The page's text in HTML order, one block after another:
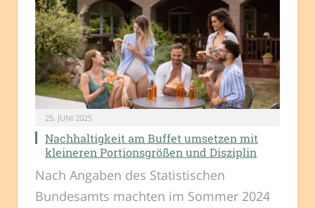
25. JUNI 2025
Nachhaltigkeit am Buffet umsetzen mit
kleineren Portionsgrößen und Disziplin
Nach Angaben des Statistischen
Bundesamts machten im Sommer 2024